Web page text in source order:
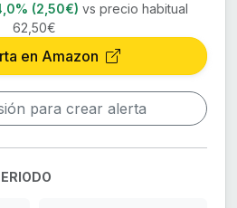
(2,50€) vs precio habitual
62,50€
en Amazon
para crear alerta